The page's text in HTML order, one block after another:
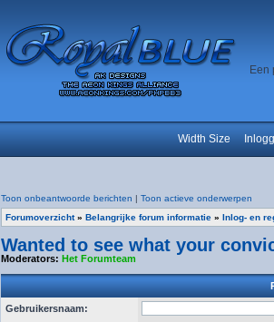
Een
Width Size
Toon onbeantwoorde berichten | Toon actieve onderwerpen
Forumoverzicht» Belangrijke forum informatie » Inlog- en
Wanted to see what your
Moderators: Het Forumteam
Gebruikersnaam: